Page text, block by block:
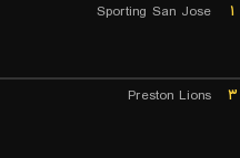
۱ Sporting San Jose
۳ Preston Lions